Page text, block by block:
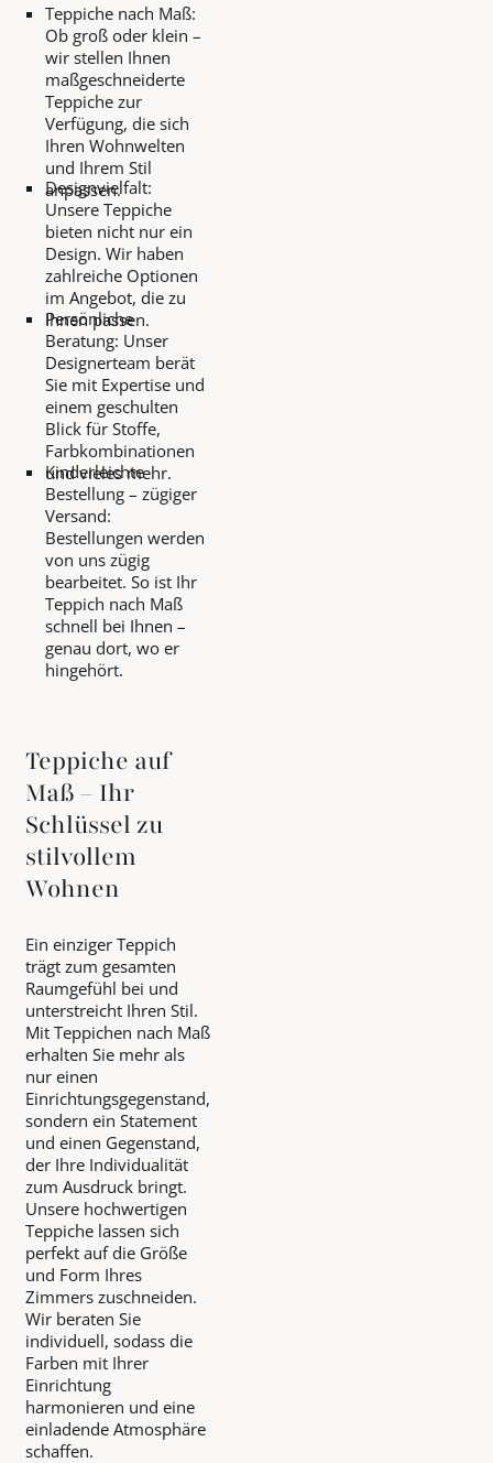
Teppiche nach Maß:
Ob groß oder klein –
wir stellen Ihnen
maßgeschneiderte
Teppiche zur
Verfügung, die sich
Ihren Wohnwelten
und Ihrem Stil
anpassen.
Designvielfalt:
Unsere Teppiche
bieten nicht nur ein
Design. Wir haben
zahlreiche Optionen
im Angebot, die zu
Ihnen passen.
Persönliche
Beratung: Unser
Designerteam berät
Sie mit Expertise und
einem geschulten
Blick für Stoffe,
Farbkombinationen
und vieles mehr.
Kinderleichte
Bestellung – zügiger
Versand:
Bestellungen werden
von uns zügig
bearbeitet. So ist Ihr
Teppich nach Maß
schnell bei Ihnen –
genau dort, wo er
hingehört.
Teppiche auf
Maß – Ihr
Schlüssel zu
stilvollem
Wohnen
Ein einziger Teppich
trägt zum gesamten
Raumgefühl bei und
unterstreicht Ihren Stil.
Mit Teppichen nach Maß
erhalten Sie mehr als
nur einen
Einrichtungsgegenstand,
sondern ein Statement
und einen Gegenstand,
der Ihre Individualität
zum Ausdruck bringt.
Unsere hochwertigen
Teppiche lassen sich
perfekt auf die Größe
und Form Ihres
Zimmers zuschneiden.
Wir beraten Sie
individuell, sodass die
Farben mit Ihrer
Einrichtung
harmonieren und eine
einladende Atmosphäre
schaffen.